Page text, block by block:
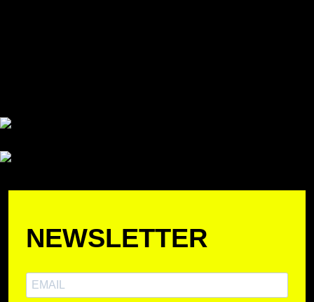
NEWSLETTER